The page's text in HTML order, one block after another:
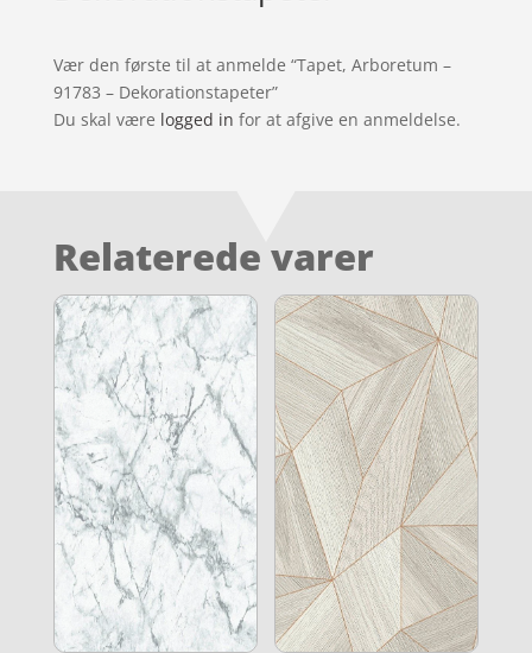
Vær den første til at anmelde “Tapet, Arboretum –
91783 – Dekorationstapeter”
Du skal være logged in for at afgive en anmeldelse.
Relaterede varer